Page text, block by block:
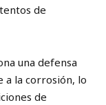
de
una defensa
a la corrosión, lo
de